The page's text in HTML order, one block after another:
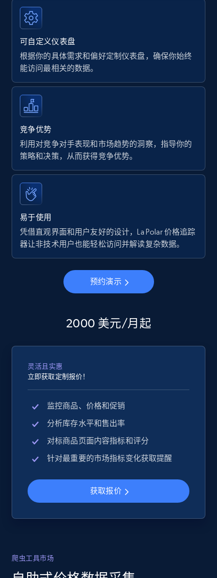
可自定义仪表盘
根据你的具体需求和偏好定制仪表盘，确保你始终
能访问最相关的数据。
竞争优势
利用对竞争对手表现和市场趋势的洞察，指导你的
策略和决策，从而获得竞争优势。
易于使用
凭借直观界面和用户友好的设计，La Polar 价格追踪
器让非技术用户也能轻松访问并解读复杂数据。
预约演示
2000 美元/月起
灵活且实惠
立即获取定制报价！
监控商品、价格和促销
分析库存水平和售出率
对标商品页面内容指标和评分
针对最重要的市场指标变化获取提醒
获取报价
爬虫工具市场